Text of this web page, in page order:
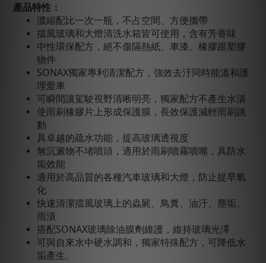
產品特性：
濃縮配比一次一瓶，不占空間、方便攜帶
擋風玻璃和大燈清洗水箱皆可使用，含有芳香味
中性環保配方，絕不傷隔熱紙、車漆、橡膠跟塑膠
物件
SONAX獨家專利清潔配方，強效去汙同時能溫和護
理愛車
可瞬間讓駕駛視野清晰明亮，獨家配方不產生水漬
使雨刷橡膠片上形成保護膜，長效保護減輕雨刷跳
動
具卓越的疏水功能，提高玻璃透視度
無沉澱物不堵噴頭，適用於雨刷噴霧噴嘴，具防水
垢效能
適用於高品質的各種汽車玻璃和大燈，防止提早氧
化
快速清潔擋風玻璃上的蟲屍、鳥糞、油汙、塵垢、
雨漬
搭配SONAX玻璃除油膜劑維護，維持玻璃光澤
可與自來水中硬水調和，獨家特殊配方，可降低水
垢產生。